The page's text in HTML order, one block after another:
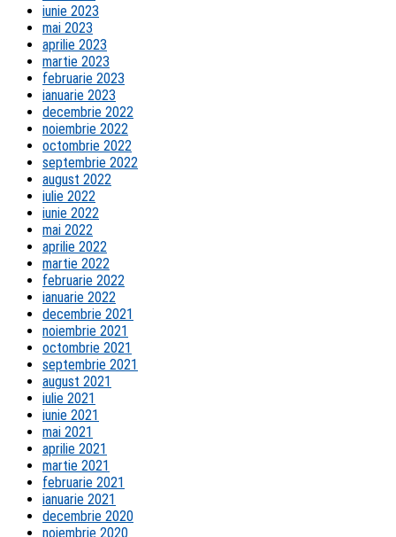
iunie 2023
mai 2023
aprilie 2023
martie 2023
februarie 2023
ianuarie 2023
decembrie 2022
noiembrie 2022
octombrie 2022
septembrie 2022
august 2022
iulie 2022
iunie 2022
mai 2022
aprilie 2022
martie 2022
februarie 2022
ianuarie 2022
decembrie 2021
noiembrie 2021
octombrie 2021
septembrie 2021
august 2021
iulie 2021
iunie 2021
mai 2021
aprilie 2021
martie 2021
februarie 2021
ianuarie 2021
decembrie 2020
noiembrie 2020